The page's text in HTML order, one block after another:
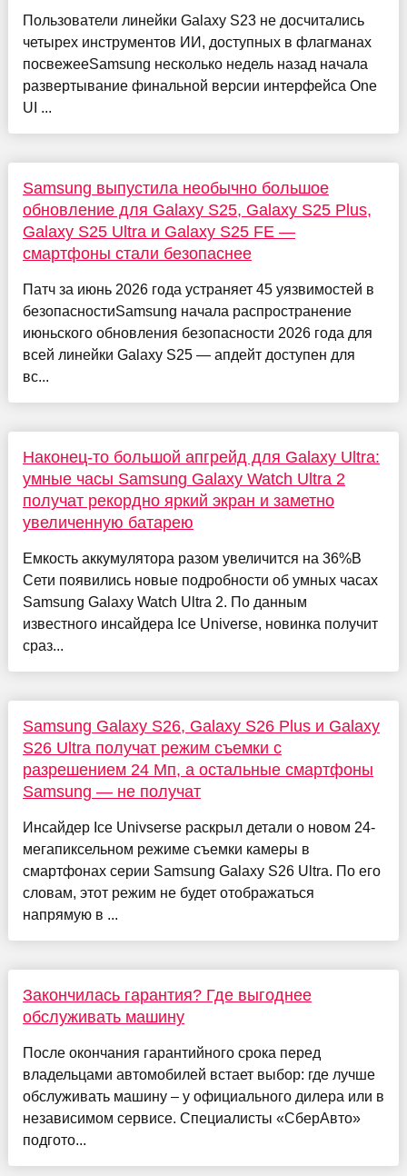
Пользователи линейки Galaxy S23 не досчитались
четырех инструментов ИИ, доступных в флагманах
посвежееSamsung несколько недель назад начала
развертывание финальной версии интерфейса One
UI ...
Samsung выпустила необычно большое
обновление для Galaxy S25, Galaxy S25 Plus,
Galaxy S25 Ultra и Galaxy S25 FE —
смартфоны стали безопаснее
Патч за июнь 2026 года устраняет 45 уязвимостей в
безопасностиSamsung начала распространение
июньского обновления безопасности 2026 года для
всей линейки Galaxy S25 — апдейт доступен для
вс...
Наконец-то большой апгрейд для Galaxy Ultra:
умные часы Samsung Galaxy Watch Ultra 2
получат рекордно яркий экран и заметно
увеличенную батарею
Емкость аккумулятора разом увеличится на 36%В
Сети появились новые подробности об умных часах
Samsung Galaxy Watch Ultra 2. По данным
известного инсайдера Ice Universe, новинка получит
сраз...
Samsung Galaxy S26, Galaxy S26 Plus и Galaxy
S26 Ultra получат режим съемки с
разрешением 24 Мп, а остальные смартфоны
Samsung — не получат
Инсайдер Ice Univserse раскрыл детали о новом 24-
мегапиксельном режиме съемки камеры в
смартфонах серии Samsung Galaxy S26 Ultra. По его
словам, этот режим не будет отображаться
напрямую в ...
Закончилась гарантия? Где выгоднее
обслуживать машину
После окончания гарантийного срока перед
владельцами автомобилей встает выбор: где лучше
обслуживать машину – у официального дилера или в
независимом сервисе. Специалисты «СберАвто»
подгото...